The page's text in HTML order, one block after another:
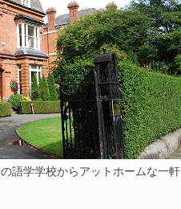
語学学校からアットホームな一軒